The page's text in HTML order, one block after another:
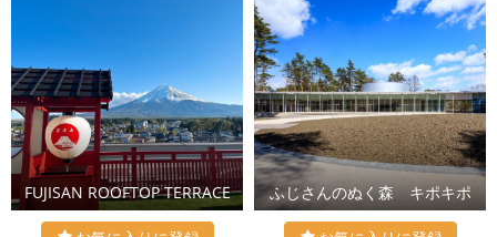
FUJISAN ROOFTOP TERRACE ふじさんのぬく森 キポキポ